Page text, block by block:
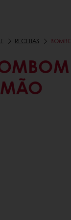
RECEITAS